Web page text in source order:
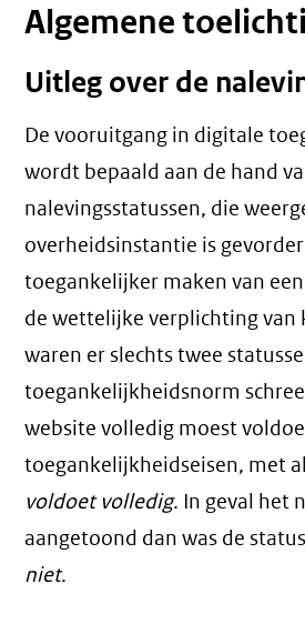
Algemene
Uitleg over de
De vooruitgang in digitale
wordt bepaald aan de hand
nalevingsstatussen, die
overheidsinstantie is
toegankelijker maken van
de wettelijke verplichting van
waren er slechts twee
toegankelijkheidsnorm
website volledig moest
toegankelijkheidseisen, met
voldoet volledig. In geval het
aangetoond dan was de
niet.